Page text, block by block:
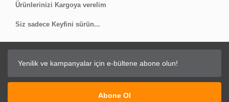
Ürünlerinizi Kargoya verelim
Siz sadece Keyfini sürün...
Abone Ol